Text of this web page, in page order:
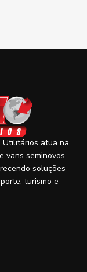
Utilitários atua na
vans seminovos.
soluções
turismo e